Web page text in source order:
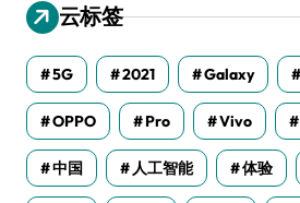
云标签
5G 2021 Galaxy
OPPO Pro Vivo
中国 人工智能 体验